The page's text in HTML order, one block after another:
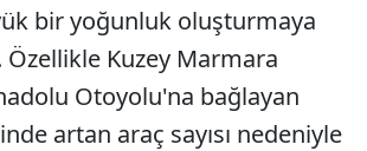
bir yoğunluk oluşturmaya
Özellikle Kuzey Marmara
Otoyolu'na bağlayan
artan araç sayısı nedeniyle